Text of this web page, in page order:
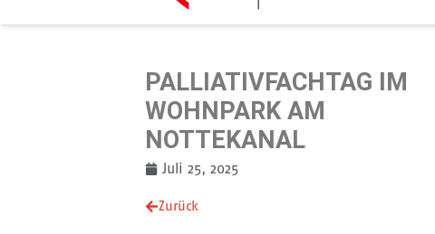
PALLIATIVFACHTAG IM
WOHNPARK AM
NOTTEKANAL
Juli 25, 2025
Zurück